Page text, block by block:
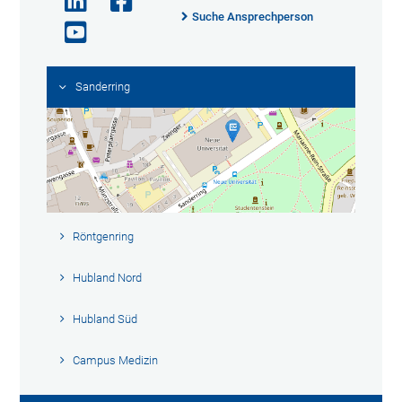
Suche Ansprechperson
Sanderring
Röntgenring
Hubland Nord
Hubland Süd
Campus Medizin